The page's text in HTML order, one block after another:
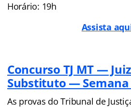
Horário: 19h
Assista
Concurso TJ MT —
Substituto — Semana
As provas do Tribunal de